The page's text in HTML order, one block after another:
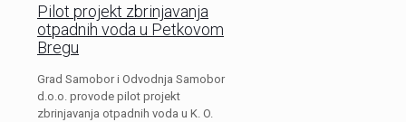
Pilot projekt zbrinjavanja
otpadnih voda u Petkovom
Bregu
Grad Samobor i Odvodnja Samobor
d.o.o. provode pilot projekt
zbrinjavanja otpadnih voda u K. O.